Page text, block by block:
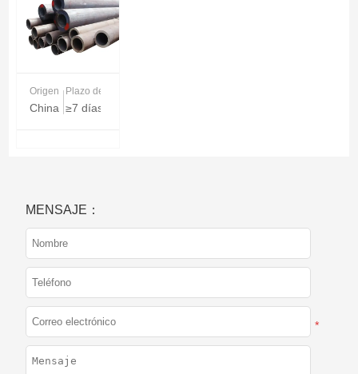
Origen
China
Plazo de entrega
≥7 días
MENSAJE：
*